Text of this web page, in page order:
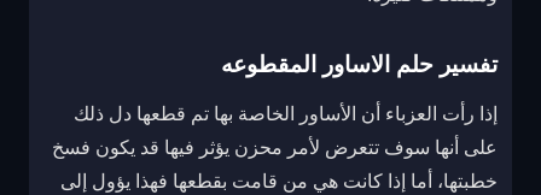
تفسير حلم الاساور المقطوعه
إذا رأت العزباء أن الأساور الخاصة بها تم قطعها دل ذلك
على أنها سوف تتعرض لأمر محزن يؤثر فيها قد يكون فسخ
خطبتها، أما إذا كانت هي من قامت بقطعها فهذا يؤول إلى